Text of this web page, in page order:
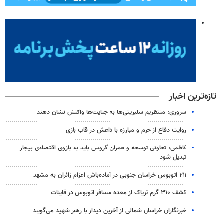
تازه‌ترین اخبار
سروری: منتظریم سلبریتی‌ها به جنایت‌ها واکنش نشان دهند
روایت دفاع از حرم و مبارزه با داعش در قاب بازی
کاظمی: تعاونی توسعه و عمران گروس باید به بازوی اقتصادی بیجار
تبدیل شود
۲۱۱ اتوبوس خراسان جنوبی در آماده‌باش اعزام زائران به مشهد
کشف ۳۱۰ گرم تریاک از معده مسافر اتوبوس در قاینات
خبرنگاران خراسان شمالی از آخرین دیدار با رهبر شهید می‌گویند